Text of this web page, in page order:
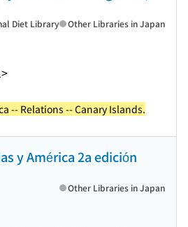
Diet Library Other Libraries in Japan
-- Relations -- Canary Islands.
y América 2a edición
Other Libraries in Japan